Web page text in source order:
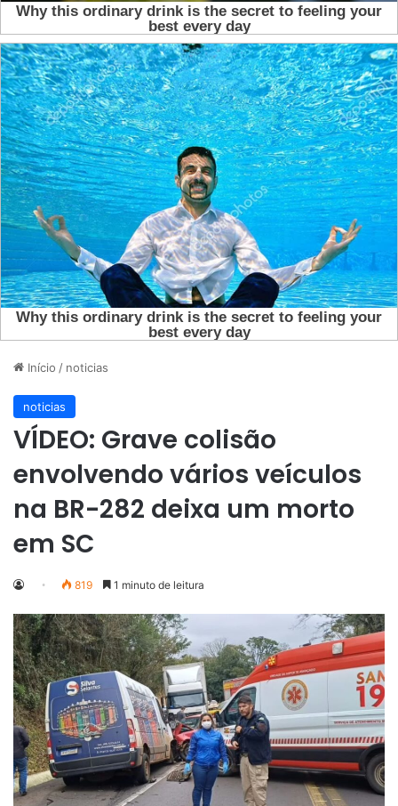
Início / noticias
noticias
VÍDEO: Grave colisão
envolvendo vários veículos
na BR-282 deixa um morto
em SC
819 1 minuto de leitura